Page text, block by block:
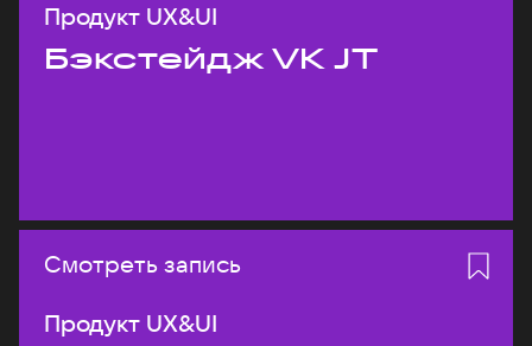
Продукт UX&UI
Бэкстейдж VK JT
Смотреть запись
Продукт UX&UI